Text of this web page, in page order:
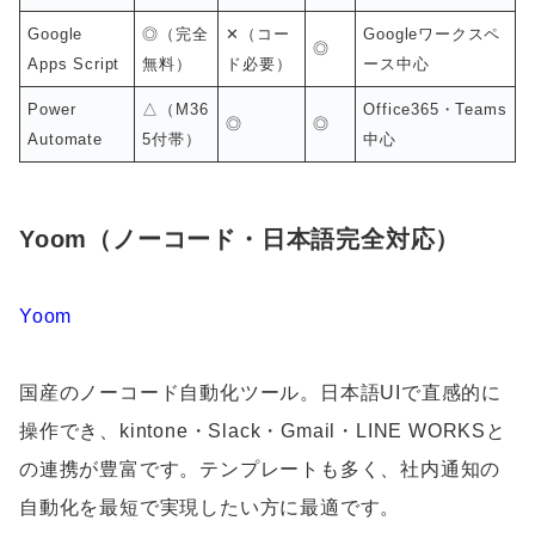
Google
Apps Script
◎（完全
無料）
✕（コー
ド必要）
◎
Googleワークスペ
ース中心
Power
Automate
△（M36
5付帯）
◎ ◎
Office365・Teams
中心
Yoom（ノーコード・日本語完全対応）
Yoom
国産のノーコード自動化ツール。日本語UIで直感的に
操作でき、kintone・Slack・Gmail・LINE WORKSと
の連携が豊富です。テンプレートも多く、社内通知の
自動化を最短で実現したい方に最適です。